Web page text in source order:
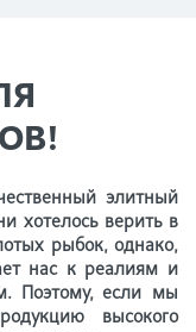
элитный
хотелось верить в
рыбок, однако,
нас к реалиям и
Поэтому, если мы
высокого